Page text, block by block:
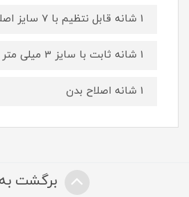
1 شانه قابل نتظیم با 7 سایز اصلاح
1 شانه ثابت با سایز 3 میلی متر
1 شانه اصلاح بدن
برگشت به